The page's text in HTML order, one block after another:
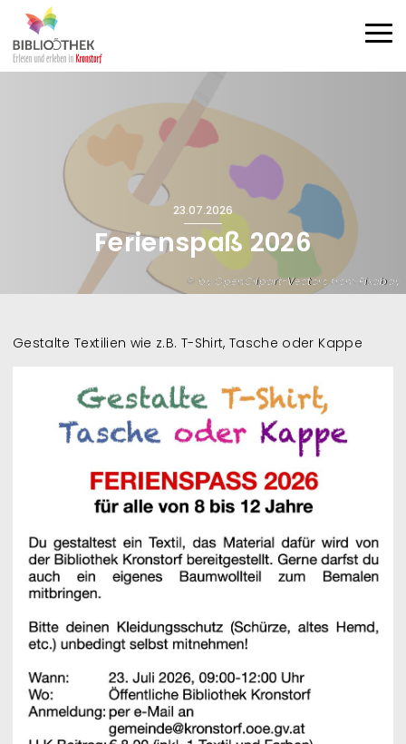
by OpenClipart-Vectors from Pixabay
23.07.2026
Ferienspaß 2026
Gestalte Textilien wie z.B. T-Shirt, Tasche oder Kappe